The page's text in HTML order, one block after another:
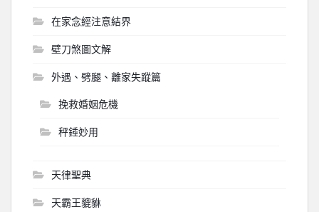
在家念經注意結界
壁刀煞圖文解
外遇、劈腿、離家失蹤篇
挽救婚姻危機
秤錘妙用
天律聖典
天霸王貔貅